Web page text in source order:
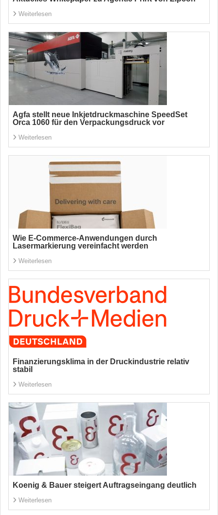
Weiterlesen
Agfa stellt neue Inkjetdruckmaschine SpeedSet
Orca 1060 für den Verpackungsdruck vor
Weiterlesen
Wie E-Commerce-Anwendungen durch
Lasermarkierung vereinfacht werden
Weiterlesen
Finanzierungsklima in der Druckindustrie relativ
stabil
Weiterlesen
Koenig & Bauer steigert Auftragseingang deutlich
Weiterlesen